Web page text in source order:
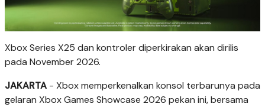
Xbox Series X25 dan kontroler diperkirakan akan dirilis
pada November 2026.
JAKARTA - Xbox memperkenalkan konsol terbarunya pada
gelaran Xbox Games Showcase 2026 pekan ini, bersama